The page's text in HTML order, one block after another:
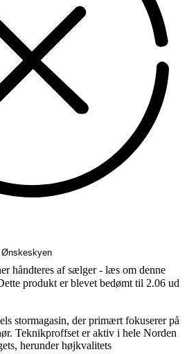
Ønskeskyen
håndteres af sælger - læs om denne
produkt er blevet bedømt til 2.06 ud
stormagasin, der primært fokuserer på
Teknikproffset er aktiv i hele Norden
herunder højkvalitets